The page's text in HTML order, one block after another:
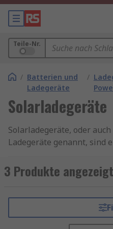
Teile-Nr.
/ Batterien und
Ladegeräte
/
Solarladegeräte
Solarladegeräte, oder
Ladegeräte genannt, sind
Batterien mit elektrischer
Sie verwenden
Batterie zu speichern, um
andere Ausrüstung zu
3 Produkte